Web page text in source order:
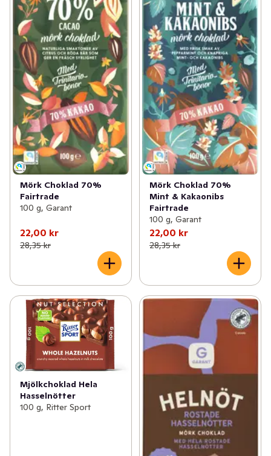
Mörk Choklad 70%
Fairtrade
100 g, Garant
22,00 kr
28,35 kr
Mörk Choklad 70%
Mint & Kakaonibs
Fairtrade
100 g, Garant
22,00 kr
28,35 kr
Mjölkchoklad Hela
Hasselnötter
100 g, Ritter Sport